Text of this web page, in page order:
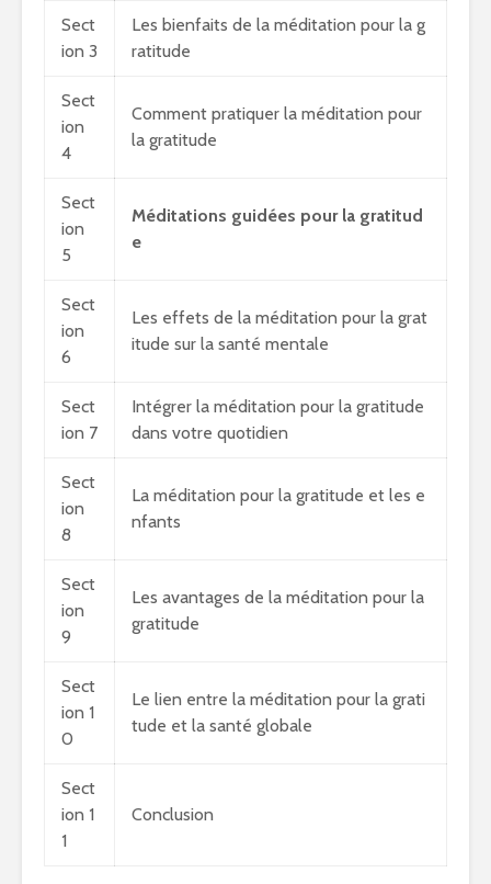
Sect
ion 3
Les bienfaits de la méditation pour la g
ratitude
Sect
ion
4
Comment pratiquer la méditation pour
la gratitude
Sect
ion
5
Méditations guidées pour la gratitud
e
Sect
ion
6
Les effets de la méditation pour la grat
itude sur la santé mentale
Sect
ion 7
Intégrer la méditation pour la gratitude
dans votre quotidien
Sect
ion
8
La méditation pour la gratitude et les e
nfants
Sect
ion
9
Les avantages de la méditation pour la
gratitude
Sect
ion 1
0
Le lien entre la méditation pour la grati
tude et la santé globale
Sect
ion 1
1
Conclusion